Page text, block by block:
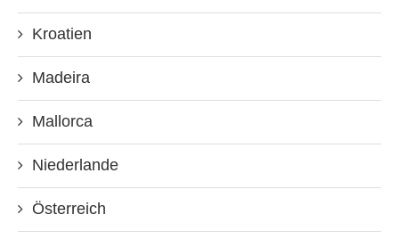
Kroatien
Madeira
Mallorca
Niederlande
Österreich